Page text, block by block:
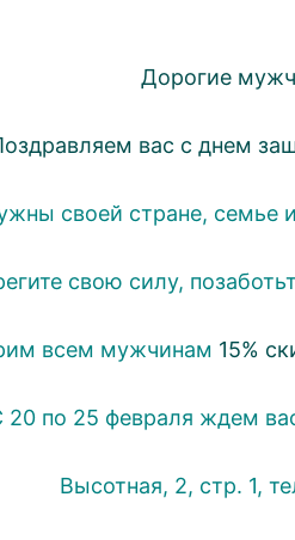
Дорогие
вас с днем
своей стране,
свою силу,
всем мужчинам 15%
20 по 25 февраля ждем
Высотная, 2, стр. 1,